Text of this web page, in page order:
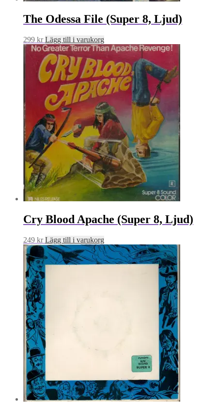
The Odessa File (Super 8, Ljud)
299 kr Lägg till i varukorg
Cry Blood Apache (Super 8, Ljud)
249 kr Lägg till i varukorg